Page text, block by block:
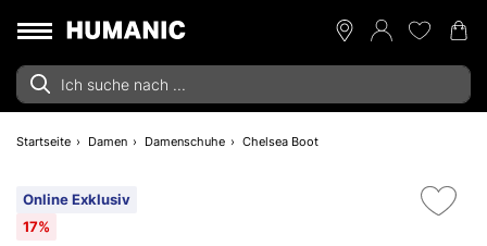
Startseite Damen Damenschuhe Chelsea Boot
Online Exklusiv
17%